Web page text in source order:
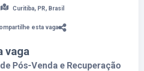
Curitiba, PR, Brasil
esta vaga
vaga
Pós-Venda e Recuperação